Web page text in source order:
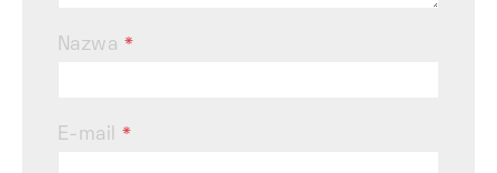
Nazwa *
E-mail*